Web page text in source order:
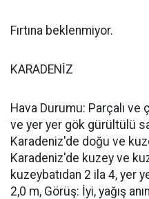
Fırtına beklenmiyor.
KARADENİZ
Hava Durumu: Parçalı ve
ve yer yer gök gürültülü
Karadeniz'de doğu ve
Karadeniz'de kuzey ve
kuzeybatıdan 2 ila 4, yer
2,0 m, Görüş: İyi, yağış